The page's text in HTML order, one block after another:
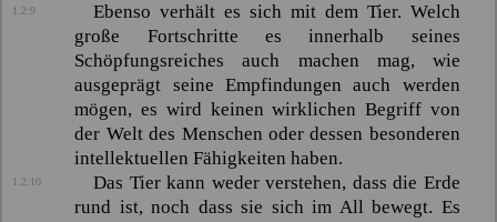
1.2:9
Ebenso verhält es sich mit dem Tier. Welch
große Fortschritte es innerhalb seines
Schöpfungsreiches auch machen mag, wie
ausgeprägt seine Empfindungen auch werden
mögen, es wird keinen wirklichen Begriff von
der Welt des Menschen oder dessen besonderen
intellektuellen Fähigkeiten haben.
1.2:10
Das Tier kann weder verstehen, dass die Erde
rund ist, noch dass sie sich im All bewegt. Es